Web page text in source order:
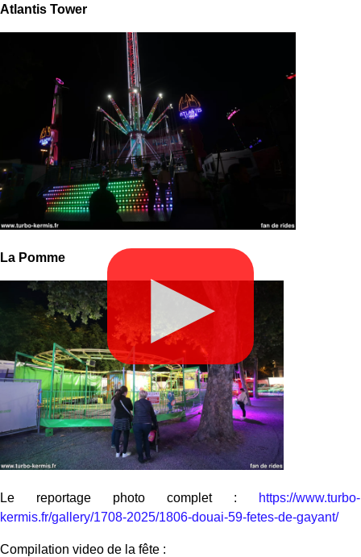
Atlantis Tower
▶
La Pomme
Le reportage photo complet : https://www.turbo-
kermis.fr/gallery/1708-2025/1806-douai-59-fetes-de-gayant/
Compilation video de la fête :